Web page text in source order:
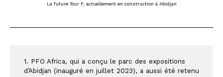
La future Tour F, actuellement en construction à Abidjan
1. PFO Africa, qui a conçu le parc des expositions
d’Abidjan (inauguré en juillet 2023), a aussi été retenu